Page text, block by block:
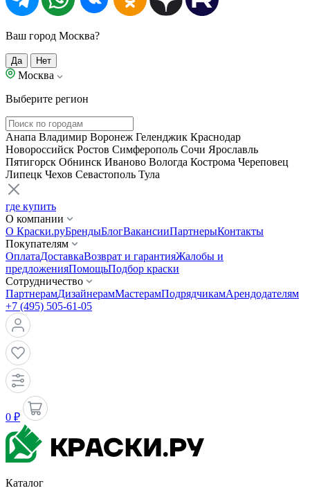
Ваш город Москва?
Да Нет
Москва
Выберите регион
Анапа Владимир Воронеж Геленджик Краснодар
Новороссийск Ростов Симферополь Сочи Ярославль
Пятигорск Обнинск Иваново Вологда Кострома Череповец
Липецк Чехов Севастополь Тула
где купить
О компании
О Краски.руБрендыБлогВакансииПартнерыКонтакты
Покупателям
ОплатаДоставкаВозврат и гарантияЖалобы и
предложенияПомощьПодбор краски
Сотрудничество
ПартнерамДизайнерамМастерамПодрядчикамАрендодателям
+7 (495) 505-61-05
0 ₽
Каталог